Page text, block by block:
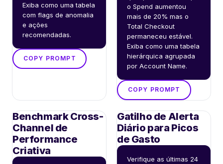
Exiba como uma tabela
com flags de anomalia
e ações
recomendadas.
COPY PROMPT
o Spend aumentou
mais de 20% mas o
Total Checkout
permaneceu estável.
Exiba como uma tabela
hierárquica agrupada
por Account Name.
COPY PROMPT
Benchmark Cross-
Channel de
Performance
Criativa
Gatilho de Alerta
Diário para Picos
de Gasto
Verifique as últimas 24